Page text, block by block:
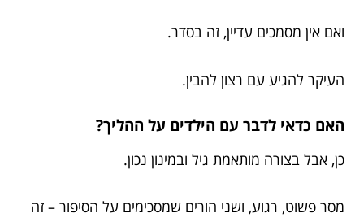
ואם אין מסמכים עדיין, זה בסדר.
העיקר להגיע עם רצון להבין.
האם כדאי לדבר עם הילדים על ההליך?
כן, אבל בצורה מותאמת גיל ובמינון נכון.
מסר פשוט, רגוע, ושני הורים שמסכימים על הסיפור – זה